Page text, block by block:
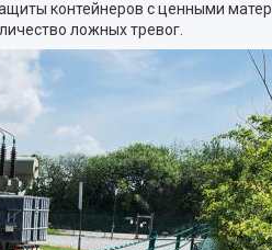
контейнеров с ценными
ложных тревог.